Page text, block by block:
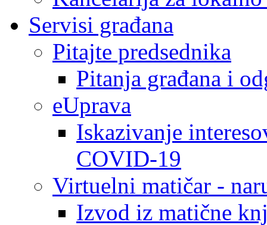
Servisi građana
Pitajte predsednika
Pitanja građana i
eUprava
Iskazivanje
COVID-19
Virtuelni matičar -
Izvod iz matične